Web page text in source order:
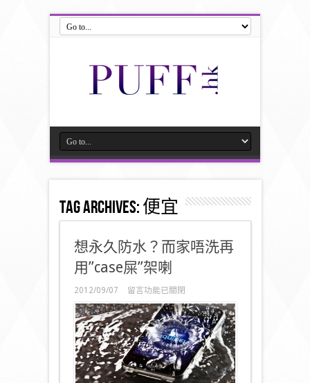
Tag Archives:便宜
想永久防水？而家唔洗再
用”case屎”架喇
2012/09/07
在
〈想
永
久
防
水？
而
家
留言功能已關閉